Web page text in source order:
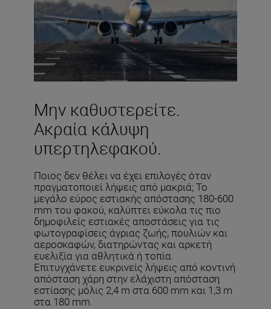
Μην καθυστερείτε.
Ακραία κάλυψη
υπερτηλεφακού.
Ποιος δεν θέλει να έχει επιλογές όταν
πραγματοποιεί λήψεις από μακριά; Το
μεγάλο εύρος εστιακής απόστασης 180-600
mm του φακού, καλύπτει εύκολα τις πιο
δημοφιλείς εστιακές αποστάσεις για τις
φωτογραφίσεις άγριας ζωής, πουλιών και
αεροσκαφών, διατηρώντας και αρκετή
ευελιξία για αθλητικά ή τοπία.
Επιτυγχάνετε ευκρινείς λήψεις από κοντινή
απόσταση χάρη στην ελάχιστη απόσταση
εστίασης μόλις 2,4 m στα 600 mm και 1,3 m
στα 180 mm.